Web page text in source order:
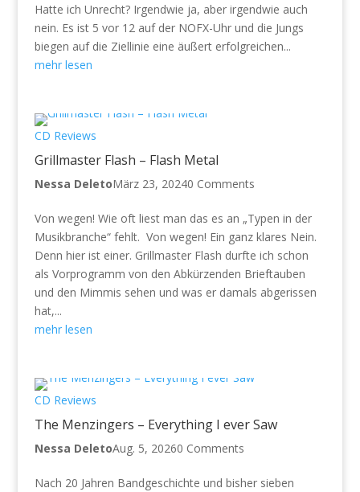
Hatte ich Unrecht? Irgendwie ja, aber irgendwie auch
nein. Es ist 5 vor 12 auf der NOFX-Uhr und die Jungs
biegen auf die Ziellinie eine äußert erfolgreichen...
mehr lesen
CD Reviews
Grillmaster Flash – Flash Metal
Nessa DeletoMärz 23, 20240 Comments
Von wegen! Wie oft liest man das es an „Typen in der
Musikbranche“ fehlt. Von wegen! Ein ganz klares Nein.
Denn hier ist einer. Grillmaster Flash durfte ich schon
als Vorprogramm von den Abkürzenden Brieftauben
und den Mimmis sehen und was er damals abgerissen
hat,...
mehr lesen
CD Reviews
The Menzingers – Everything I ever Saw
Nessa DeletoAug. 5, 20260 Comments
Nach 20 Jahren Bandgeschichte und bisher sieben